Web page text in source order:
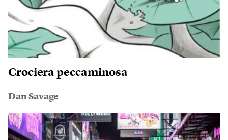
Crociera peccaminosa
Dan Savage